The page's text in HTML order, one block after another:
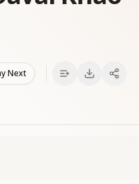
Next